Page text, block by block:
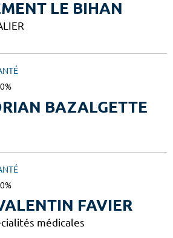
LE BIHAN
BAZALGETTE
FAVIER
médicales